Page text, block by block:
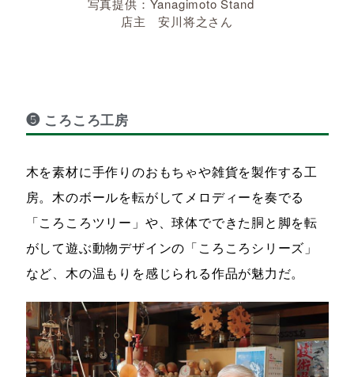
写真提供：Yanagimoto Stand
店主 安川将之さん
❺ ころころ工房
木を素材に手作りのおもちゃや雑貨を製作する工
房。木のボールを転がしてメロディーを奏でる
「ころころツリー」や、球体でできた胴と脚を転
がして遊ぶ動物デザインの「ころころシリーズ」
など、木の温もりを感じられる作品が魅力だ。